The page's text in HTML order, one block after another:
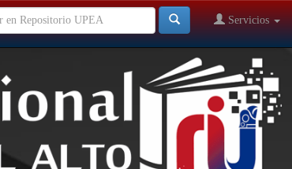
Servicios